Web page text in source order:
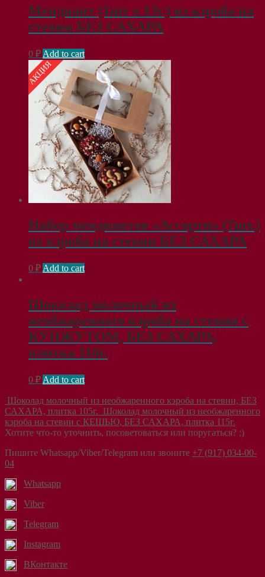
Мендиант (1шт х 13г.) из кэроба на
стевии БЕЗ САХАРА
0 ₽ Add to cart
АКЦИЯ
Набор мендиантов «Ассорти» (7шт.)
из кэроба на стевии БЕЗ САХАРА
0 ₽ Add to cart
Шоколад молочный из
необжаренного кэроба на стевии с
КУНЖУТОМ, БЕЗ САХАРА,
плитка 110г.
0 ₽ Add to cart
Шоколад молочный из необжаренного кэроба на стевии, БЕЗ
САХАРА, плитка 105г. Шоколад молочный из необжаренного
кэроба на стевии с КЕШЬЮ, БЕЗ САХАРА, плитка 115г.
Хотите что-то уточнить, посоветоваться или поругаться? ;)
Пишите Whatsapp/Viber/Telegram или звоните +7 (917) 034-00-
04
Whatsapp
Viber
Telegram
Instagram
ВКонтакте